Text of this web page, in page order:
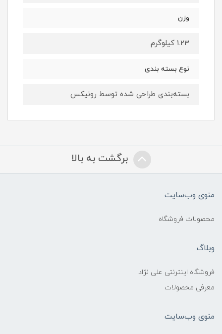
وزن
1.23 کیلوگرم
نوع بسته ‌بندی
بسته‌بندی طراحی شده توسط رونیکس
برگشت به بالا
منوی وب‌سایت
محصولات فروشگاه
وبلاگ
فروشگاه اینترنتی علی نژاد
معرفی محصولات
منوی وب‌سایت